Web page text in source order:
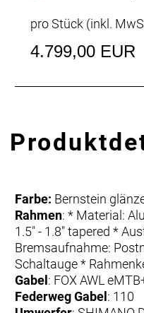
pro Stück (inkl.
4.799,00 EUR
Farbe: Bernstein
Rahmen: * Material:
1.5" - 1.8" tapered *
Bremsaufnahme:
Schaltauge *
Gabel : FOX AWL
Federweg Gabel : 110